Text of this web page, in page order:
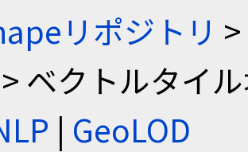
リポジトリ >
> ベクトルタイ
| GeoLOD